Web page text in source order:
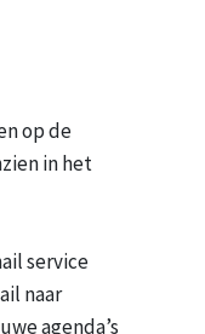
op de
in het
service
naar
agenda’s